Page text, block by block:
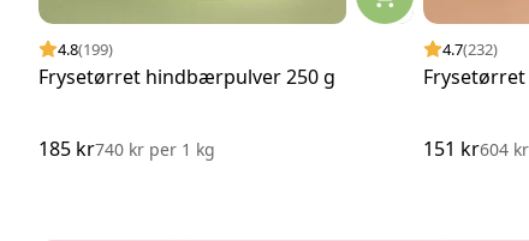
4.8(199)
Frysetørret hindbærpulver 250 g
185 kr740 kr per 1 kg
4.7(232)
151 kr604 kr